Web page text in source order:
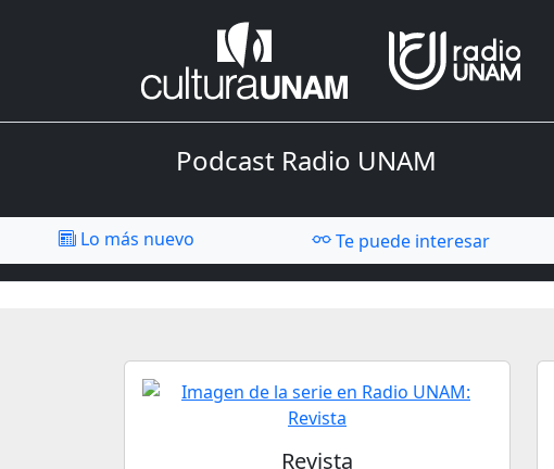
Podcast Radio UNAM
Lo más nuevo Te puede interesar
Revista